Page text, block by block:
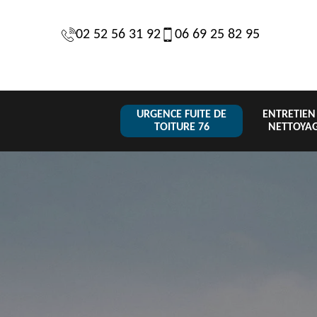
02 52 56 31 92 06 69 25 82 95
URGENCE FUITE DE
TOITURE 76
de